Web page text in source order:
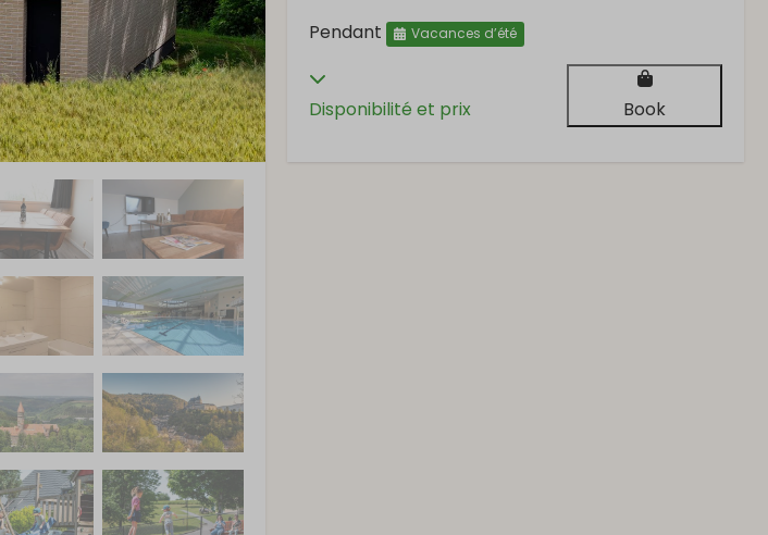
Pendant
Vacances d’été
Disponibilité et prix Book